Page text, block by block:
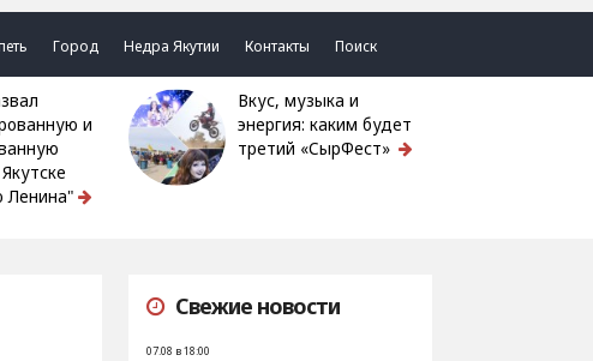
Город Недра Якутии Контакты Поиск
и
Вкус, музыка и
энергия: каким будет
третий «СырФест»
Свежие новости
07.08 в 18:00